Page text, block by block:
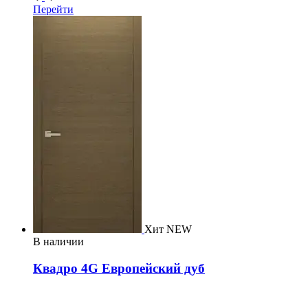
Перейти
Хит NEW
В наличии
Квадро 4G Европейский дуб